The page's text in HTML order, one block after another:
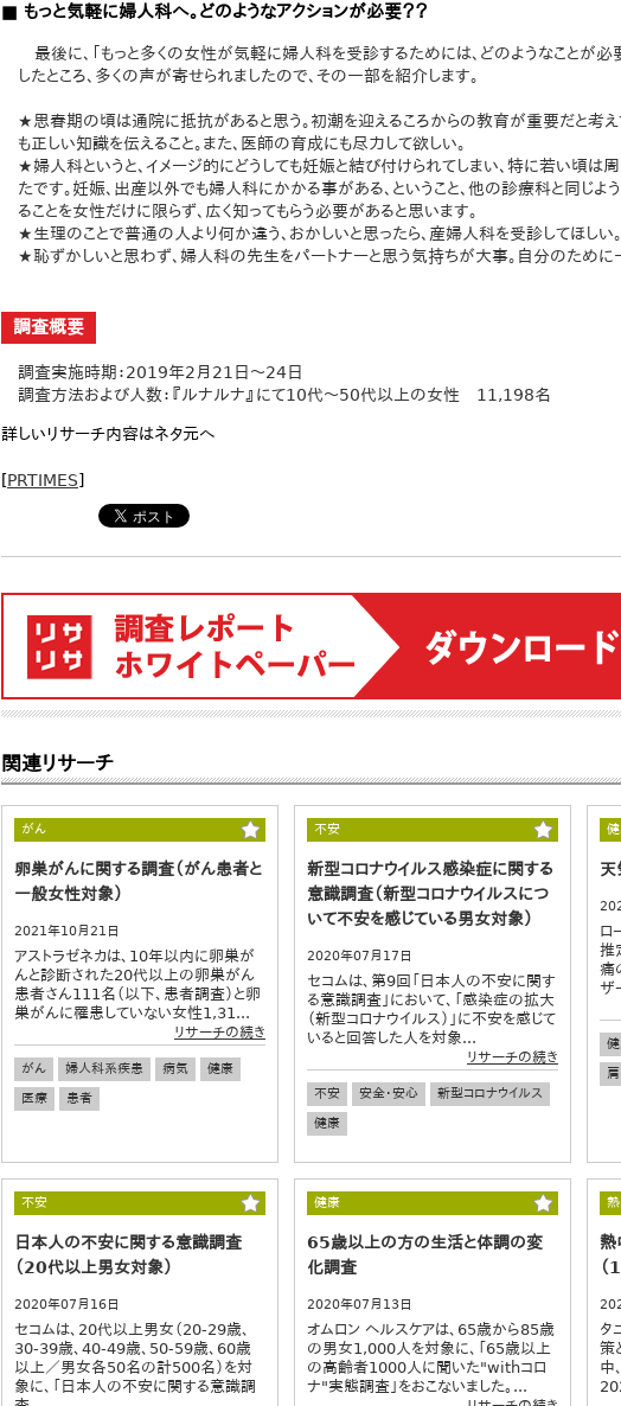
■ もっと気軽に婦人科へ。どのようなアクションが必要？？
最後に、「もっと多くの女性が気軽に婦人科を受診するためには、どのようなことが必
したところ、多くの声が寄せられましたので、その一部を紹介します。
★思春期の頃は通院に抵抗があると思う。初潮を迎えるころからの教育が重要だと考え
も正しい知識を伝えること。また、医師の育成にも尽力して欲しい。
★婦人科というと、イメージ的にどうしても妊娠と結び付けられてしまい、特に若い頃は
たです。妊娠、出産以外でも婦人科にかかる事がある、ということ、他の診療科と同じ
ることを女性だけに限らず、広く知ってもらう必要があると思います。
★生理のことで普通の人より何か違う、おかしいと思ったら、産婦人科を受診してほしい。
★恥ずかしいと思わず、婦人科の先生をパートナーと思う気持ちが大事。自分のために
調査概要
調査実施時期：2019年2月21日～24日
調査方法および人数：『ルナルナ』にて10代～50代以上の女性 11,198名
詳しいリサーチ内容はネタ元へ
[PRTIMES]
関連リサーチ
がん
卵巣がんに関する調査（がん患者と
一般女性対象）
2021年10月21日
アストラゼネカは、10年以内に卵巣が
んと診断された20代以上の卵巣がん
患者さん111名（以下、患者調査）と卵
巣がんに罹患していない女性1,31...
リサーチの続き
がん 婦人科系疾患 病気
健康
医療
患者
不安
新型コロナウイルス感染症に関する
意識調査（新型コロナウイルスにつ
いて不安を感じている男女対象）
2020年07月17日
セコムは、第9回「日本人の不安に関す
る意識調査」において、「感染症の拡大
（新型コロナウイルス）」に不安を感じて
いると回答した人を対象...
リサーチの続き
不安 安全・安心
新型コロナウイルス
健康
ロ
推
痛
ザ
肩
不安
日本人の不安に関する意識調査
（20代以上男女対象）
2020年07月16日
セコムは、20代以上男女（20-29歳、
30-39歳、40-49歳、50-59歳、60歳
以上／男女各50名の計500名）を対
象に、「日本人の不安に関する意識調
健康
65歳以上の方の生活と体調の変
化調査
2020年07月13日
オムロン ヘルスケアは、65歳から85歳
の男女1,000人を対象に、「65歳以上
の高齢者1000人に聞いた"withコロ
ナ"実態調査」をおこないました。...
熱
タ
策
中